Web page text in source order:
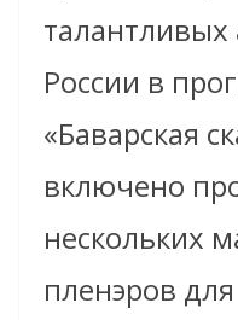
талантливых
России в
«Баварская
включено
нескольких
пленэров